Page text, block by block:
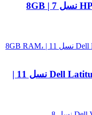
لپ تاپ استوک HP 250 G7 Core i3 نسل 7 | 8GB
لپ تاپ استوک Dell Latitude 5420 Core i5 نسل 11 |